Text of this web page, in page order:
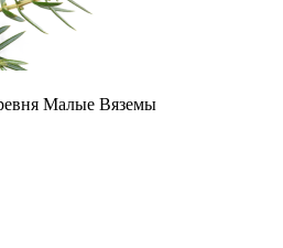
Малые Вяземы